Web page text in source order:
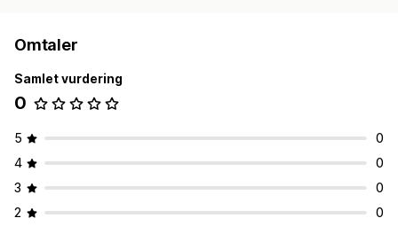
Omtaler
Samlet vurdering
0
5
0
4
0
3
0
2
0